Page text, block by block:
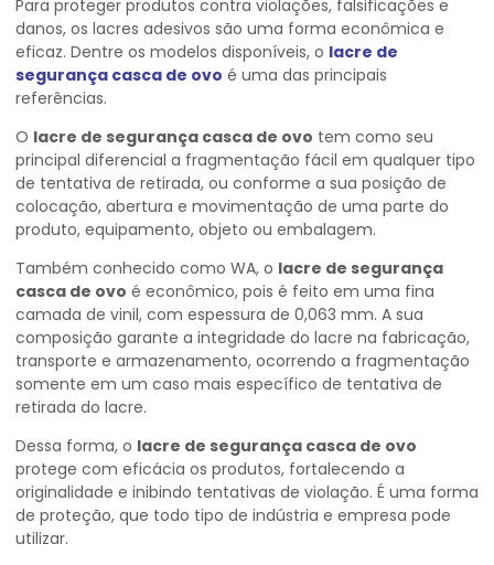
Para proteger produtos contra violações, falsificações e
danos, os lacres adesivos são uma forma econômica e
eficaz. Dentre os modelos disponíveis, o lacre de
segurança casca de ovo é uma das principais
referências.
O lacre de segurança casca de ovo tem como seu
principal diferencial a fragmentação fácil em qualquer tipo
de tentativa de retirada, ou conforme a sua posição de
colocação, abertura e movimentação de uma parte do
produto, equipamento, objeto ou embalagem.
Também conhecido como WA, o lacre de segurança
casca de ovo é econômico, pois é feito em uma fina
camada de vinil, com espessura de 0,063 mm. A sua
composição garante a integridade do lacre na fabricação,
transporte e armazenamento, ocorrendo a fragmentação
somente em um caso mais específico de tentativa de
retirada do lacre.
Dessa forma, o lacre de segurança casca de ovo
protege com eficácia os produtos, fortalecendo a
originalidade e inibindo tentativas de violação. É uma forma
de proteção, que todo tipo de indústria e empresa pode
utilizar.